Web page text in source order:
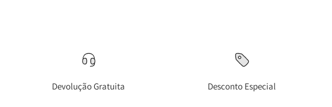
Devolução Gratuita Desconto Especial